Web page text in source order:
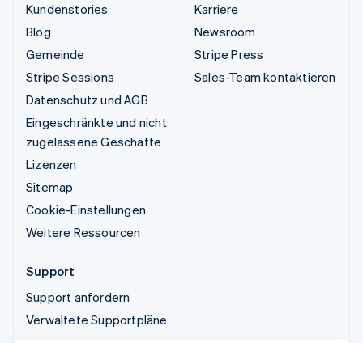
Kundenstories
Blog
Gemeinde
Stripe Sessions
Datenschutz und AGB
Eingeschränkte und nicht
zugelassene Geschäfte
Lizenzen
Sitemap
Cookie-Einstellungen
Weitere Ressourcen
Karriere
Newsroom
Stripe Press
Sales-Team kontaktieren
Support
Support anfordern
Verwaltete Supportpläne